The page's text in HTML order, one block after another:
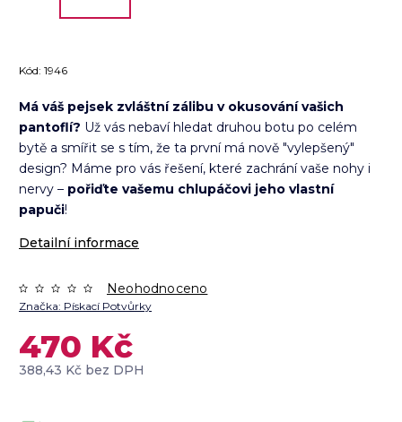
Kód: 1946
Má váš pejsek zvláštní zálibu v okusování vašich
pantoflí? Už vás nebaví hledat druhou botu po celém
bytě a smířit se s tím, že ta první má nově "vylepšený"
design? Máme pro vás řešení, které zachrání vaše nohy i
nervy – pořiďte vašemu chlupáčovi jeho vlastní
papuči!
Detailní informace
Značka: Pískací Potvůrky
Neohodnoceno
470 Kč
388,43 Kč bez DPH